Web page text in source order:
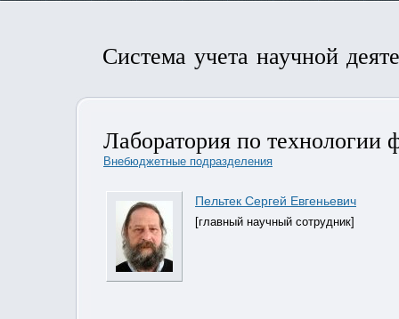
Система учета научной
Лаборатория по технологии
Внебюджетные подразделения
Пельтек Сергей Евгеньевич
[главный научный сотрудник]